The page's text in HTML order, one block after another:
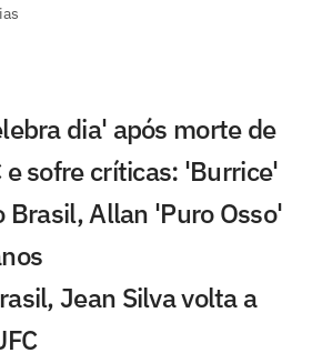
dia' após morte de
e sofre críticas: 'Burrice'
Brasil, Allan 'Puro Osso'
Jean Silva volta a